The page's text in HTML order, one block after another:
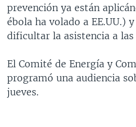
prevención ya están
ébola ha volado a EE.UU.)
dificultar la asistencia a
El Comité de Energía y
programó una audiencia
jueves.